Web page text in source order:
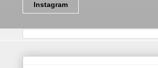
Instagram